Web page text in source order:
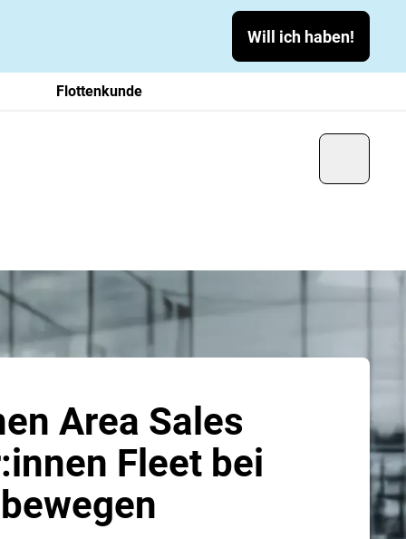
Will ich haben!
Flottenkunde
Area Sales
Fleet bei